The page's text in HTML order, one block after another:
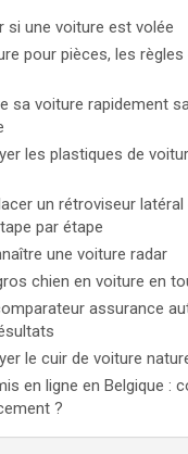
si une voiture est volée
pour pièces, les règles
sa voiture rapidement
les plastiques de
un rétroviseur
par étape
une voiture radar
chien en voiture en
assurance
le cuir de voiture
en ligne en Belgique :
?